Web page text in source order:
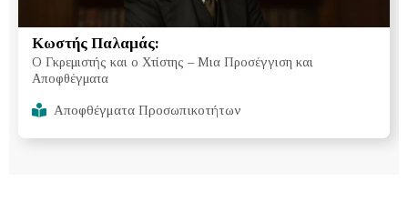
Κωστής Παλαμάς:
Ο Γκρεμιστής και ο Χτίστης – Μια Προσέγγιση και
Αποφθέγματα
Αποφθέγματα Προσωπικοτήτων